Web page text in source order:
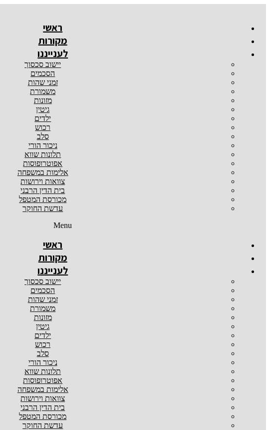
ראשי
מקורות
לענייננו
יישוב סכסוך
הסכמים
זמני שהות
משמורת
מזונות
גיטין
ילדים
רכוש
סלב
ניכור הורי
תלונות שווא
אפוטרופוסות
אלימות במשפחה
צוואות וירושות
בית הדין הרבני
מכורסת המטפל
עדשת החוקר
Menu
ראשי
מקורות
לענייננו
יישוב סכסוך
הסכמים
זמני שהות
משמורת
מזונות
גיטין
ילדים
רכוש
סלב
ניכור הורי
תלונות שווא
אפוטרופוסות
אלימות במשפחה
צוואות וירושות
בית הדין הרבני
מכורסת המטפל
עדשת החוקר